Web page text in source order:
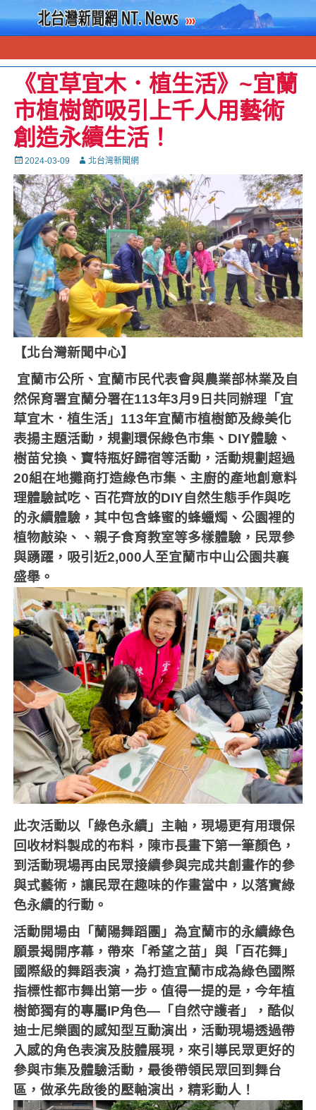
《宜草宜木．植生活》~宜蘭
市植樹節吸引上千人用藝術
創造永續生活！
Posted
on
2024-03-09 Autor北台灣新聞網
【北台灣新聞中心】
宜蘭市公所、宜蘭市民代表會與農業部林業及自
然保育署宜蘭分署在113年3月9 日共同辦理「宜
草宜木．植生活」 113年宜蘭市植樹節及綠美化
表揚主題活動，規劃環保綠色市集、 DIY體驗、
樹苗兌換、寶特瓶好歸宿等活動，活動規劃超過
20組在地攤商打造綠色市集、主廚的產地創意料
理體驗試吃、百花齊放的DIY自然生態手作與吃
的永續體驗，其中包含蜂蜜的蜂蠟燭、公園裡的
植物敲染、、親子食育教室等多樣體驗，民眾參
與踴躍，吸引近2,000人至宜蘭市中山公園共襄
盛舉。
此次活動以「綠色永續」主軸，現場更有用環保
回收材料製成的布料，陳市長畫下第一筆顏色，
到活動現場再由民眾接續參與完成共創畫作的參
與式藝術，讓民眾在趣味的作畫當中，以落實綠
色永續的行動。
活動開場由「蘭陽舞蹈團」為宜蘭市的永續綠色
願景揭開序幕，帶來「希望之苗」與「百花舞」
國際級的舞蹈表演，為打造宜蘭市成為綠色國際
指標性都市舞出第一步。值得一提的是，今年植
樹節獨有的專屬IP角色—「自然守護者」，酷似
迪士尼樂園的感知型互動演出，活動現場透過帶
入感的角色表演及肢體展現，來引導民眾更好的
參與市集及體驗活動，最後帶領民眾回到舞台
區，做承先啟後的壓軸演出，精彩動人！